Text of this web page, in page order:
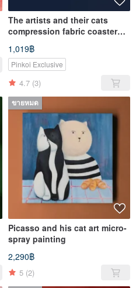
The artists and their cats
compression fabric coaster
gift set
1,019฿
Pinkoi Exclusive
4.7 (3)
ขายหมด
Picasso and his cat art micro-
spray painting
2,290฿
5 (2)